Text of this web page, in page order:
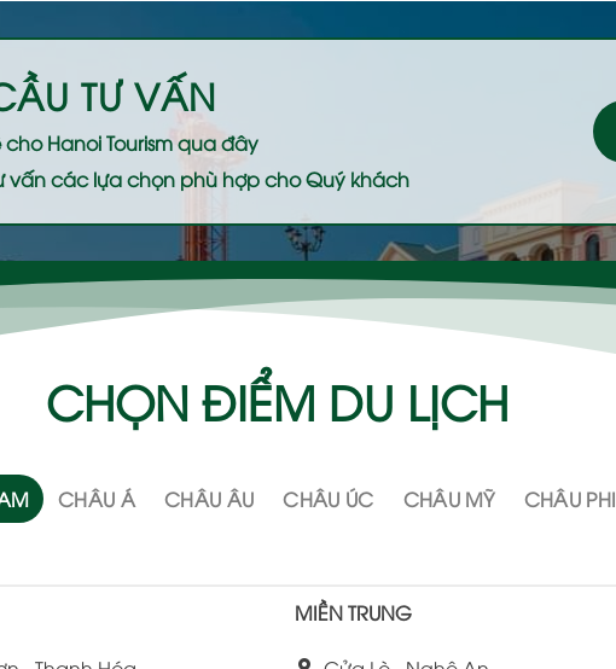
TƯ VẤN
choHanoi Tourismqua đây
vấn các lựa chọn phù hợp cho Quý khách
CHỌN ĐIỂM DU LỊCH
CHÂU Á CHÂU ÂU CHÂU ÚC CHÂU MỸ CHÂU PHI
MIỀN TRUNG